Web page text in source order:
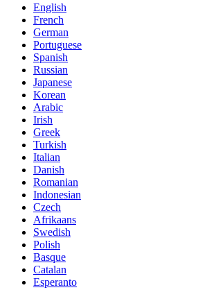
English
French
German
Portuguese
Spanish
Russian
Japanese
Korean
Arabic
Irish
Greek
Turkish
Italian
Danish
Romanian
Indonesian
Czech
Afrikaans
Swedish
Polish
Basque
Catalan
Esperanto